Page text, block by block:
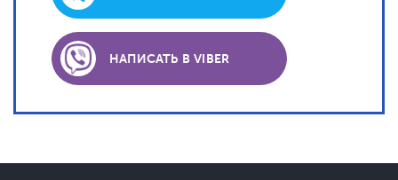
НАПИСАТЬ В VIBER